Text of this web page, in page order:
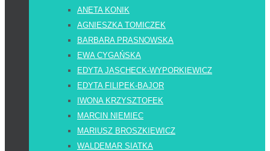
ANETA KONIK
AGNIESZKA TOMICZEK
BARBARA PRASNOWSKA
EWA CYGAŃSKA
EDYTA JASCHECK-WYPORKIEWICZ
EDYTA FILIPEK-BAJOR
IWONA KRZYSZTOFEK
MARCIN NIEMIEC
MARIUSZ BROSZKIEWICZ
WALDEMAR SIATKA